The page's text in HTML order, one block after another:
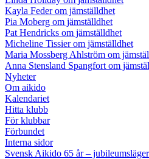
Kayla Feder om jämställdhet
Pia Moberg om jämställdhet
Pat Hendricks om jämställdhet
Micheline Tissier om jämställdhet
Maria Mossberg Ahlström om
Anna Stensland Spangfort om
Nyheter
Om aikido
Kalendariet
Hitta klubb
För klubbar
Förbundet
Interna sidor
Svensk Aikido 65 år – jubileumsläger